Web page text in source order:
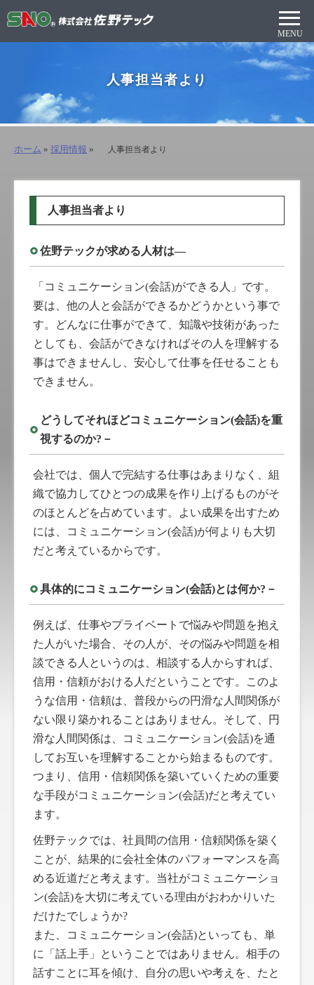
人事担当者より
ホーム » 採用情報 » 人事担当者より
人事担当者より
佐野テックが求める人材は―
「コミュニケーション(会話)ができる人」です。
要は、他の人と会話ができるかどうかという事で
す。どんなに仕事ができて、知識や技術があった
としても、会話ができなければその人を理解する
事はできませんし、安心して仕事を任せることも
できません。
どうしてそれほどコミュニケーション(会話)を重
視するのか?－
会社では、個人で完結する仕事はあまりなく、組
織で協力してひとつの成果を作り上げるものがそ
のほとんどを占めています。よい成果を出すため
には、コミュニケーション(会話)が何よりも大切
だと考えているからです。
具体的にコミュニケーション(会話)とは何か?－
例えば、仕事やプライベートで悩みや問題を抱え
た人がいた場合、その人が、その悩みや問題を相
談できる人というのは、相談する人からすれば、
信用・信頼がおける人だということです。このよ
うな信用・信頼は、普段からの円滑な人間関係が
ない限り築かれることはありません。そして、円
滑な人間関係は、コミュニケーション(会話)を通
してお互いを理解することから始まるものです。
つまり、信用・信頼関係を築いていくための重要
な手段がコミュニケーション(会話)だと考えてい
ます。
佐野テックでは、社員間の信用・信頼関係を築く
ことが、結果的に会社全体のパフォーマンスを高
める近道だと考えます。当社がコミュニケーショ
ン(会話)を大切に考えている理由がおわかりいた
だけたでしょうか?
また、コミュニケーション(会話)といっても、単
に「話上手」ということではありません。相手の
話すことに耳を傾け、自分の思いや考えを、たと